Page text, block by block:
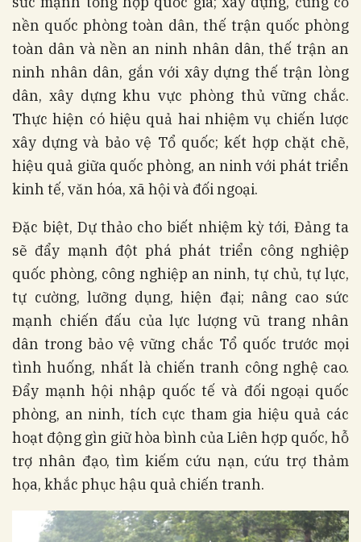
nền quốc phòng toàn dân, thế trận quốc phòng
toàn dân và nền an ninh nhân dân, thế trận an
ninh nhân dân, gắn với xây dựng thế trận lòng
dân, xây dựng khu vực phòng thủ vững chắc.
Thực hiện có hiệu quả hai nhiệm vụ chiến lược
xây dựng và bảo vệ Tổ quốc; kết hợp chặt chẽ,
hiệu quả giữa quốc phòng, an ninh với phát triển
kinh tế, văn hóa, xã hội và đối ngoại.
Đặc biệt, Dự thảo cho biết nhiệm kỳ tới, Đảng ta
sẽ đẩy mạnh đột phá phát triển công nghiệp
quốc phòng, công nghiệp an ninh, tự chủ, tự lực,
tự cường, lưỡng dụng, hiện đại; nâng cao sức
mạnh chiến đấu của lực lượng vũ trang nhân
dân trong bảo vệ vững chắc Tổ quốc trước mọi
tình huống, nhất là chiến tranh công nghệ cao.
Đẩy mạnh hội nhập quốc tế và đối ngoại quốc
phòng, an ninh, tích cực tham gia hiệu quả các
hoạt động gìn giữ hòa bình của Liên hợp quốc, hỗ
trợ nhân đạo, tìm kiếm cứu nạn, cứu trợ thảm
họa, khắc phục hậu quả chiến tranh.